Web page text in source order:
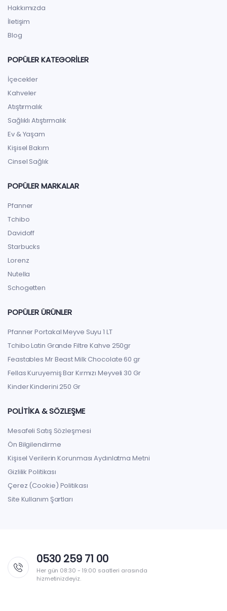
Hakkımızda
İletişim
Blog
POPÜLER KATEGORILER
İçecekler
Kahveler
Atıştırmalık
Sağlıklı Atıştırmalık
Ev & Yaşam
Kişisel Bakım
Cinsel Sağlık
POPÜLER MARKALAR
Pfanner
Tchibo
Davidoff
Starbucks
Lorenz
Nutella
Schogetten
POPÜLER ÜRÜNLER
Pfanner Portakal Meyve Suyu 1 LT
Tchibo Latin Grande Filtre Kahve 250gr
Feastables Mr Beast Milk Chocolate 60 gr
Fellas Kuruyemiş Bar Kırmızı Meyveli 30 Gr
Kinder Kinderini 250 Gr
POLITIKA & SÖZLEŞME
Mesafeli Satış Sözleşmesi
Ön Bilgilendirme
Kişisel Verilerin Korunması Aydınlatma Metni
Gizlilik Politikası
Çerez (Cookie) Politikası
Site Kullanım Şartları
0530 259 71 00
Her gün 08:30 - 19:00 saatleri arasında
hizmetinizdeyiz.